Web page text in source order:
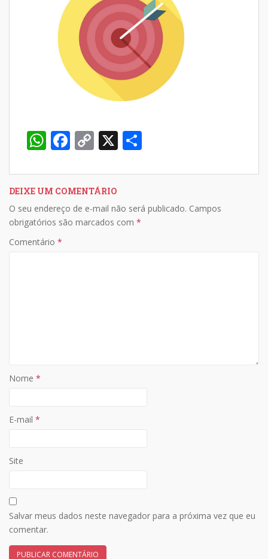
W
at
s
A
p
F
e
b
o
C
p
y
Li
X
ar
DEIXE UM COMENTÁRIO
O seu endereço de e-mail não será publicado. Campos
obrigatórios são marcados com *
Comentário *
Nome *
E-mail *
Site
Salvar meus dados neste navegador para a próxima vez que eu
comentar.